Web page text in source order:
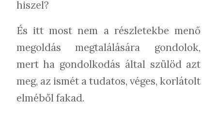
hiszel?
És itt most nem a részletekbe menő
megoldás megtalálására gondolok,
mert ha gondolkodás által szülöd azt
meg, az ismét a tudatos, véges, korlátolt
elméből fakad.